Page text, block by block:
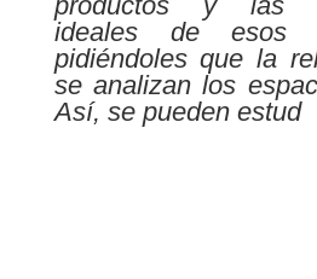
ideales de esos
pidiéndoles que la
se analizan los
Así, se pueden estud